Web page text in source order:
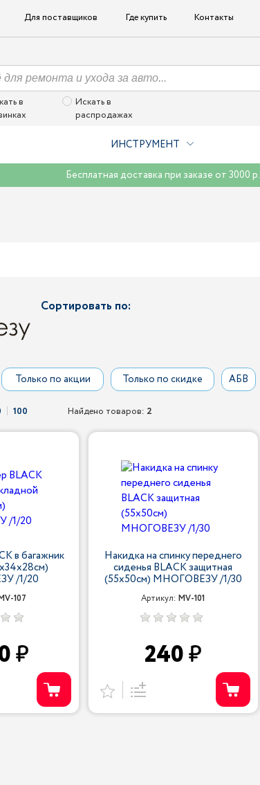
Для поставщиков Где купить Контакты
в
Искать в
распродажах
ИНСТРУМЕНТ
Бесплатная доставка при заказе от 3000 р.
Сортировать по:
Только по акции Только по скидке АБВ
100 Найдено товаров: 2
в багажник
/1/20
107
Накидка на спинку переднего
сиденья BLACK защитная
(55x50см) МНОГОВЕЗУ /1/30
Артикул:MV-101
240